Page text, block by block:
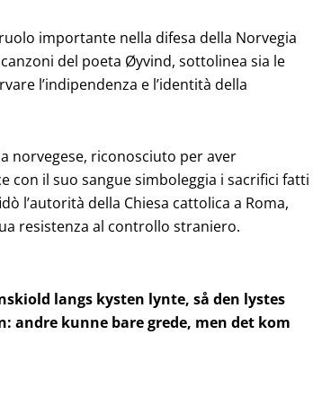
importante nella difesa della Norvegia
del poeta Øyvind, sottolinea sia le
l’indipendenza e l’identità della
norvegese, riconosciuto per aver
con il suo sangue simboleggia i sacrifici fatti
l’autorità della Chiesa cattolica a Roma,
resistenza al controllo straniero.
langs kysten lynte, så den lystes
andre kunne bare grede, men det kom